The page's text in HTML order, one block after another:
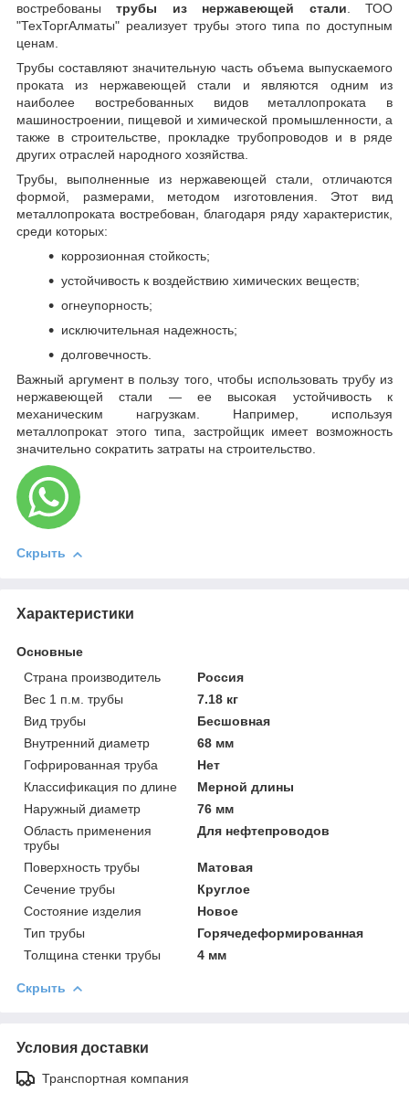
востребованытрубы из нержавеющей стали. ТОО
"ТехТоргАлматы" реализует трубы этого типа по доступным
ценам.
Трубы составляют значительную часть объема выпускаемого
проката из нержавеющей стали и являются одним из
наиболее востребованных видов металлопроката в
машиностроении, пищевой и химической промышленности, а
также в строительстве, прокладке трубопроводов и в ряде
других отраслей народного хозяйства.
Трубы, выполненные из нержавеющей стали, отличаются
формой, размерами, методом изготовления. Этот вид
металлопроката востребован, благодаря ряду характеристик,
среди которых:
коррозионная стойкость;
устойчивость к воздействию химических веществ;
огнеупорность;
исключительная надежность;
долговечность.
Важный аргумент в пользу того, чтобы использовать трубу из
нержавеющей стали — ее высокая устойчивость к
механическим нагрузкам. Например, используя
металлопрокат этого типа, застройщик имеет возможность
значительно сократить затраты на строительство.
Скрыть
Характеристики
Основные
Страна производитель
Россия
Вес 1 п.м. трубы
7.18 кг
Вид трубы
Бесшовная
Внутренний диаметр
68 мм
Гофрированная труба
Нет
Классификация по длине
Мерной длины
Наружный диаметр
76 мм
Область применения
трубы
Для нефтепроводов
Поверхность трубы
Матовая
Сечение трубы
Круглое
Состояние изделия
Новое
Тип трубы
Горячедеформированная
Толщина стенки трубы
4 мм
Скрыть
Условия доставки
Транспортная компания